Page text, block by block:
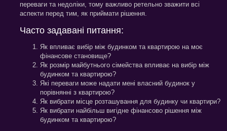
переваги та недоліки, тому важливо ретельно зважити всі
аспекти перед тим, як приймати рішення.
Часто задавані питання:
Як впливає вибір між будинком та квартирою на моє
фінансове становище?
Як розмір майбутнього сімейства впливає на вибір між
будинком та квартирою?
Які переваги може надати мені власний будинок у
порівнянні з квартирою?
Як вибрати місце розташування для будинку чи квартири?
Як вибрати найбільш вигідне фінансово рішення між
будинком та квартирою?